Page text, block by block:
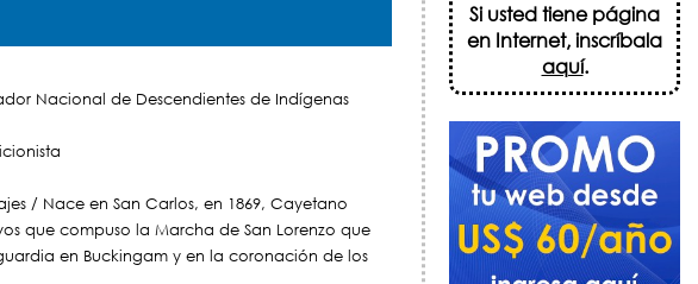
Nacional de Descendientes de Indígenas
/ Nace en San Carlos, en 1869, Cayetano
que compuso la Marcha de San Lorenzo que
en Buckingam y en la coronación de los
Si usted tiene página
en Internet, inscríbala
aquí.